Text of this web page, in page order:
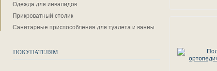
Одежда для инвалидов
Прикроватный столик
Санитарные приспособления для туалета и ванны
ПОКУПАТЕЛЯМ